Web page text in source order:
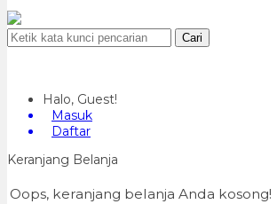
Cari
Halo, Guest!
Masuk
Daftar
Keranjang Belanja
Oops, keranjang belanja Anda kosong!